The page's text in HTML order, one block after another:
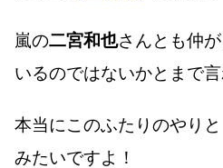
嵐の二宮和也さんとも仲
いるのではないかとまで言
本当にこのふたりのやり
みたいですよ！